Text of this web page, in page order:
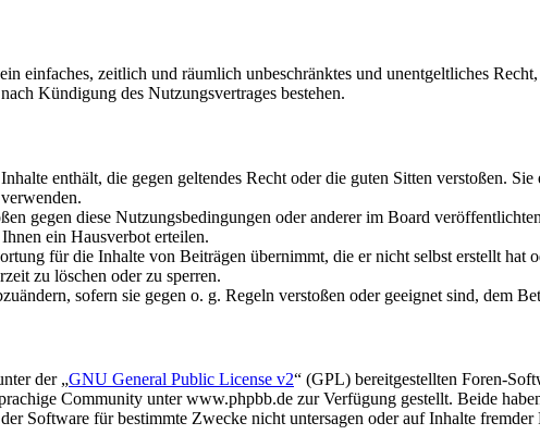
einfaches, zeitlich und räumlich unbeschränktes und unentgeltliches
Kündigung des Nutzungsvertrages bestehen.
enthält, die gegen geltendes Recht oder die guten Sitten verstoßen.
gegen diese Nutzungsbedingungen oder anderer im Board
ein Hausverbot erteilen.
für die Inhalte von Beiträgen übernimmt, die er nicht selbst erstellt hat
zu löschen oder zu sperren.
sofern sie gegen o. g. Regeln verstoßen oder geeignet sind, dem
der „GNU General Public License v2“ (GPL) bereitgestellten Foren-
Community unter www.phpbb.de zur Verfügung gestellt. Beide
Software für bestimmte Zwecke nicht untersagen oder auf Inhalte fremder